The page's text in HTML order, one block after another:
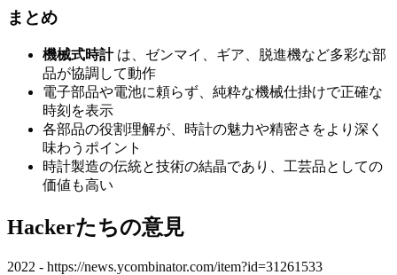
まとめ
機械式時計は、ゼンマイ、ギア、脱進機など多彩な部
品が協調して動作
電子部品や電池に頼らず、純粋な機械仕掛けで正確な
時刻を表示
各部品の役割理解が、時計の魅力や精密さをより深く
味わうポイント
時計製造の伝統と技術の結晶であり、工芸品としての
価値も高い
Hackerたちの意見
2022 - https://news.ycombinator.com/item?id=31261533